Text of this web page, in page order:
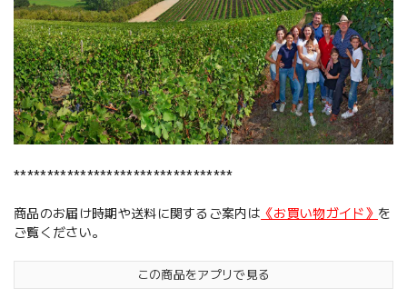
*********************************
商品のお届け時期や送料に関するご案内は 《お買い物ガイド》 を
ご覧ください。
この商品をアプリで見る